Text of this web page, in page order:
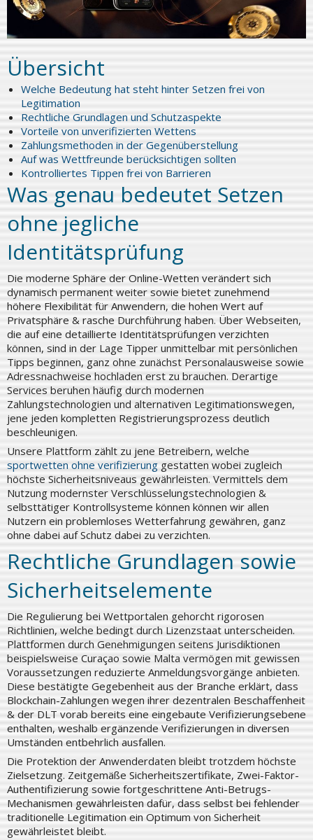
Übersicht
Welche Bedeutung hat steht hinter Setzen frei von
Legitimation
Rechtliche Grundlagen und Schutzaspekte
Vorteile von unverifizierten Wettens
Zahlungsmethoden in der Gegenüberstellung
Auf was Wettfreunde berücksichtigen sollten
Kontrolliertes Tippen frei von Barrieren
Was genau bedeutet Setzen
ohne jegliche
Identitätsprüfung
Die moderne Sphäre der Online-Wetten verändert sich
dynamisch permanent weiter sowie bietet zunehmend
höhere Flexibilität für Anwendern, die hohen Wert auf
Privatsphäre & rasche Durchführung haben. Über Webseiten,
die auf eine detaillierte Identitätsprüfungen verzichten
können, sind in der Lage Tipper unmittelbar mit persönlichen
Tipps beginnen, ganz ohne zunächst Personalausweise sowie
Adressnachweise hochladen erst zu brauchen. Derartige
Services beruhen häufig durch modernen
Zahlungstechnologien und alternativen Legitimationswegen,
jene jeden kompletten Registrierungsprozess deutlich
beschleunigen.
Unsere Plattform zählt zu jene Betreibern, welche
sportwetten ohne verifizierung gestatten wobei zugleich
höchste Sicherheitsniveaus gewährleisten. Vermittels dem
Nutzung modernster Verschlüsselungstechnologien &
selbsttätiger Kontrollsysteme können können wir allen
Nutzern ein problemloses Wetterfahrung gewähren, ganz
ohne dabei auf Schutz dabei zu verzichten.
Rechtliche Grundlagen sowie
Sicherheitselemente
Die Regulierung bei Wettportalen gehorcht rigorosen
Richtlinien, welche bedingt durch Lizenzstaat unterscheiden.
Plattformen durch Genehmigungen seitens Jurisdiktionen
beispielsweise Curaçao sowie Malta vermögen mit gewissen
Voraussetzungen reduzierte Anmeldungsvorgänge anbieten.
Diese bestätigte Gegebenheit aus der Branche erklärt, dass
Blockchain-Zahlungen wegen ihrer dezentralen Beschaffenheit
& der DLT vorab bereits eine eingebaute Verifizierungsebene
enthalten, weshalb ergänzende Verifizierungen in diversen
Umständen entbehrlich ausfallen.
Die Protektion der Anwenderdaten bleibt trotzdem höchste
Zielsetzung. Zeitgemäße Sicherheitszertifikate, Zwei-Faktor-
Authentifizierung sowie fortgeschrittene Anti-Betrugs-
Mechanismen gewährleisten dafür, dass selbst bei fehlender
traditionelle Legitimation ein Optimum von Sicherheit
gewährleistet bleibt.